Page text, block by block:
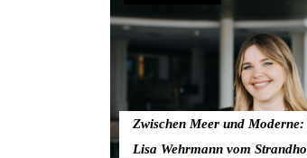
Zwischen Meer und
Lisa Wehrmann vom